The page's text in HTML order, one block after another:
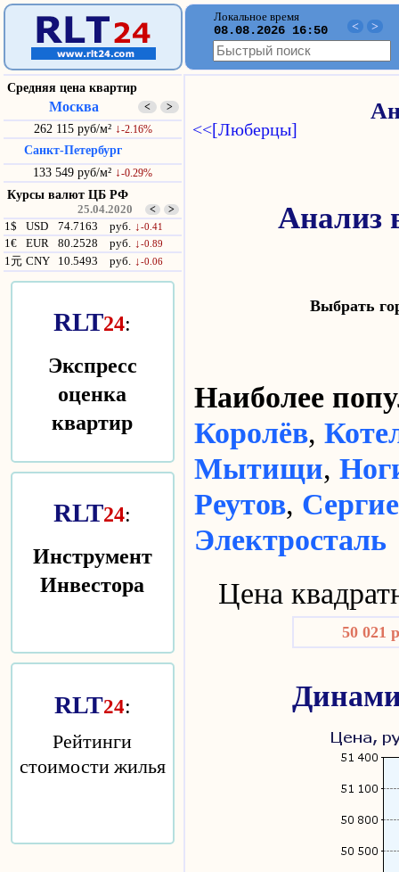
Локальное время
08.08.2026 16:50 < >
Средняя цена квартир
Москва < >
262 115 руб/м² ↓-2.16%
Санкт-Петербург
133 549 руб/м² ↓-0.29%
Курсы валют ЦБ РФ
25.04.2020 < >
1$ USD 74.7163 руб. ↓-0.41
1€ EUR 80.2528 руб. ↓-0.89
1元 CNY 10.5493 руб. ↓-0.06
RLT24:
Экспресс
оценка
квартир
RLT24:
Инструмент
Инвестора
RLT24:
Рейтинги
стоимости жилья
<<[Люберцы]
Анализ
Выбрать
Наиболее
Королёв,
Мытищи,
Реутов,
Электросталь
Цена
50 021